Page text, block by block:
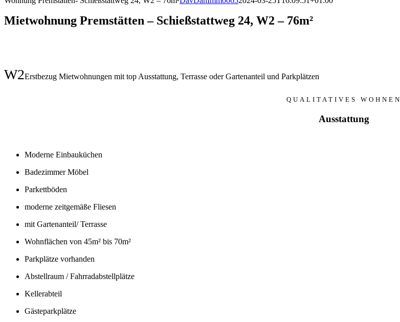
Mietwohnung Premstätten – Schießstattweg 24, W2 – 76m²
W2Erstbezug Mietwohnungen mit top Ausstattung, Terrasse oder Gartenanteil und Parkplätzen
QUALITATIVES WOHNEN
Ausstattung
Moderne Einbauküchen
Badezimmer Möbel
Parkettböden
moderne zeitgemäße Fliesen
mit Gartenanteil/ Terrasse
Wohnflächen von 45m² bis 70m²
Parkplätze vorhanden
Abstellraum / Fahrradabstellplätze
Kellerabteil
Gästeparkplätze